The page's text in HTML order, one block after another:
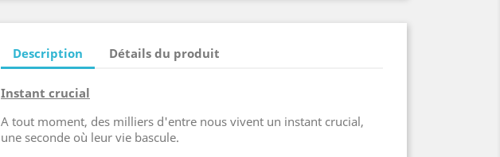
Description Détails du produit
Instant crucial
A tout moment, des milliers d'entre nous vivent un instant crucial,
une seconde où leur vie bascule.